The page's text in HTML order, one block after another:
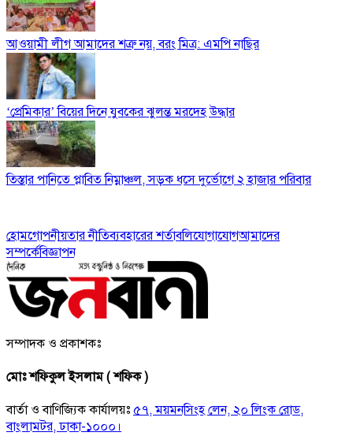
আওয়ামী লীগ আমাদের শত্রু নয়, বরং মিত্র: এমপি নাছির
‘প্রেমিকার’ বিয়ের দিনে যুবকের ঝুলন্ত মরদেহ উদ্ধার
তিস্তার পানিতে প্লাবিত নিম্নাঞ্চল, সড়ক ধসে দুর্ভোগে ২ হাজার পরিবার
হোমগোপনীয়তার নীতিব্যবহারের শর্তাবলিযোগাযোগআমাদের
সম্পর্কেবিজ্ঞাপন
সম্পাদক ও প্রকাশকঃ
মোঃ শফিকুল ইসলাম ( শফিক )
বার্তা ও বাণিজ্যিক কার্যালয়ঃ ৫৭, ময়মনসিংহ লেন, ২০ লিংক রোড,
বাংলামটর, ঢাকা-১০০০।